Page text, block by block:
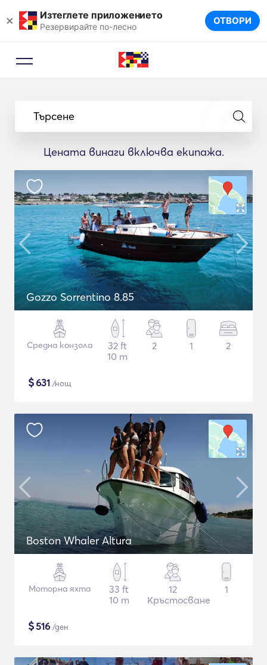
× Изтеглете приложението
Резервирайте по-лесно ОТВОРИ
Търсене
Цената винаги включва екипажа.
Gozzo Sorrentino 8.85
Средна конзола
32 ft
10 m
2 1 2
$631 /нощ
Boston Whaler Altura
Моторна яхта
33 ft
10 m
12
Кръстосване
1
$516 /ден